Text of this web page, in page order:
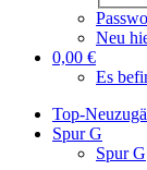
Neu
0,00 €
Es
Top-
Spur G
Spur G